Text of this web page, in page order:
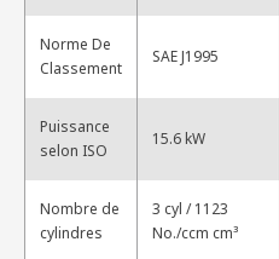
Norme De
Classement
SAE J1995
Puissance
selon ISO
15.6 kW
Nombre de
cylindres
3 cyl / 1123
No./ccm cm³